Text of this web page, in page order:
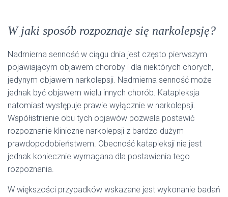
W jaki sposób rozpoznaje się narkolepsję?
Nadmierna senność w ciągu dnia jest często pierwszym
pojawiającym objawem choroby i dla niektórych chorych,
jedynym objawem narkolepsji. Nadmierna senność może
jednak być objawem wielu innych chorób. Katapleksja
natomiast występuje prawie wyłącznie w narkolepsji.
Współistnienie obu tych objawów pozwala postawić
rozpoznanie kliniczne narkolepsji z bardzo dużym
prawdopodobieństwem. Obecność katapleksji nie jest
jednak koniecznie wymagana dla postawienia tego
rozpoznania.
W większości przypadków wskazane jest wykonanie badań